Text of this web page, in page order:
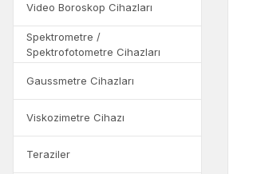
Video Boroskop Cihazları
Spektrometre /
Spektrofotometre Cihazları
Gaussmetre Cihazları
Viskozimetre Cihazı
Teraziler